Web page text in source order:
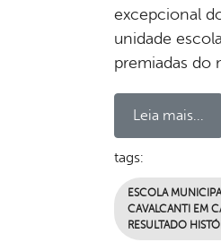
excepcional
unidade
premiadas do
Leia mais...
tags:
ESCOLA
CAVALCANTI EM
RESULTADO